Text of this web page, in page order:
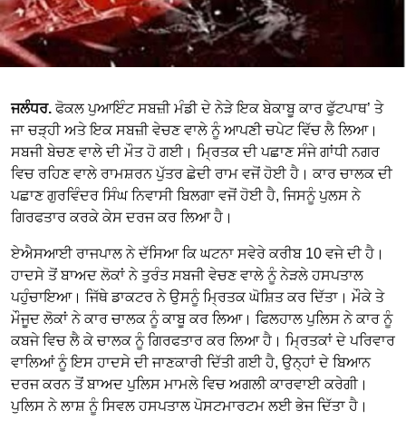
ਜਲੰਧਰ.ਫੋਕਲ ਪੁਆਇੰਟ ਸਬਜ਼ੀ ਮੰਡੀ ਦੇ ਨੇੜੇ ਇਕ ਬੇਕਾਬੂ ਕਾਰ ਫੁੱਟਪਾਥ’ ਤੇ
ਜਾ ਚੜ੍ਹੀ ਅਤੇ ਇਕ ਸਬਜ਼ੀ ਵੇਚਣ ਵਾਲੇ ਨੂੰ ਆਪਣੀ ਚਪੇਟ ਵਿੱਚ ਲੈ ਲਿਆ।
ਸਬਜੀ ਬੇਚਣ ਵਾਲੇ ਦੀ ਮੌਤ ਹੋ ਗਈ। ਮ੍ਰਿਤਕ ਦੀ ਪਛਾਣ ਸੰਜੇ ਗਾਂਧੀ ਨਗਰ
ਵਿਚ ਰਹਿਣ ਵਾਲੇ ਰਾਮਸ਼ਰਨ ਪੁੱਤਰ ਛੇਦੀ ਰਾਮ ਵਜੋਂ ਹੋਈ ਹੈ। ਕਾਰ ਚਾਲਕ ਦੀ
ਪਛਾਣ ਗੁਰਵਿੰਦਰ ਸਿੰਘ ਨਿਵਾਸੀ ਬਿਲਗਾ ਵਜੋਂ ਹੋਈ ਹੈ, ਜਿਸਨੂੰ ਪੁਲਸ ਨੇ
ਗਿਰਫਤਾਰ ਕਰਕੇ ਕੇਸ ਦਰਜ ਕਰ ਲਿਆ ਹੈ।
ਏਐਸਆਈ ਰਾਜਪਾਲ ਨੇ ਦੱਸਿਆ ਕਿ ਘਟਨਾ ਸਵੇਰੇ ਕਰੀਬ 10 ਵਜੇ ਦੀ ਹੈ।
ਹਾਦਸੇ ਤੋਂ ਬਾਅਦ ਲੋਕਾਂ ਨੇ ਤੁਰੰਤ ਸਬਜੀ ਵੇਚਣ ਵਾਲੇ ਨੂੰ ਨੇੜਲੇ ਹਸਪਤਾਲ
ਪਹੁੰਚਾਇਆ। ਜਿੱਥੇ ਡਾਕਟਰ ਨੇ ਉਸਨੂੰ ਮ੍ਰਿਤਕ ਘੋਸ਼ਿਤ ਕਰ ਦਿੱਤਾ। ਮੌਕੇ ਤੇ
ਮੌਜੂਦ ਲੋਕਾਂ ਨੇ ਕਾਰ ਚਾਲਕ ਨੂੰ ਕਾਬੂ ਕਰ ਲਿਆ। ਫਿਲਹਾਲ ਪੁਲਿਸ ਨੇ ਕਾਰ ਨੂੰ
ਕਬਜੇ ਵਿਚ ਲੈ ਕੇ ਚਾਲਕ ਨੂੰ ਗਿਰਫਤਾਰ ਕਰ ਲਿਆ ਹੈ। ਮ੍ਰਿਤਕਾਂ ਦੇ ਪਰਿਵਾਰ
ਵਾਲਿਆਂ ਨੂੰ ਇਸ ਹਾਦਸੇ ਦੀ ਜਾਣਕਾਰੀ ਦਿੱਤੀ ਗਈ ਹੈ, ਉਨ੍ਹਾਂ ਦੇ ਬਿਆਨ
ਦਰਜ ਕਰਨ ਤੋਂ ਬਾਅਦ ਪੁਲਿਸ ਮਾਮਲੇ ਵਿਚ ਅਗਲੀ ਕਾਰਵਾਈ ਕਰੇਗੀ।
ਪੁਲਿਸ ਨੇ ਲਾਸ਼ ਨੂੰ ਸਿਵਲ ਹਸਪਤਾਲ ਪੋਸਟਮਾਰਟਮ ਲਈ ਭੇਜ ਦਿੱਤਾ ਹੈ।